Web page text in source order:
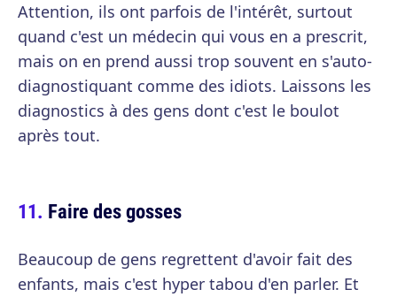
Attention, ils ont parfois de l'intérêt, surtout
quand c'est un médecin qui vous en a prescrit,
mais on en prend aussi trop souvent en s'auto-
diagnostiquant comme des idiots. Laissons les
diagnostics à des gens dont c'est le boulot
après tout.
Faire des gosses
Beaucoup de gens regrettent d'avoir fait des
enfants, mais c'est hyper tabou d'en parler. Et